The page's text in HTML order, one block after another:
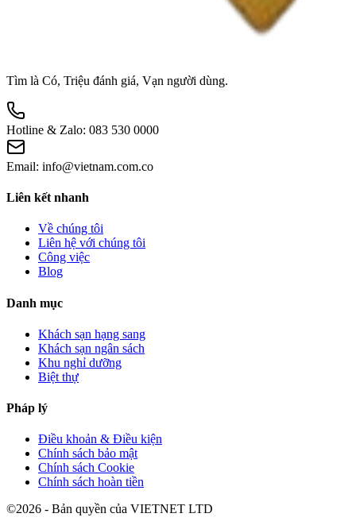
Tìm là Có, Triệu đánh giá, Vạn người dùng.
Hotline & Zalo: 083 530 0000
Email: info@vietnam.com.co
Liên kết nhanh
Về chúng tôi
Liên hệ với chúng tôi
Công việc
Blog
Danh mục
Khách sạn hạng sang
Khách sạn ngân sách
Khu nghỉ dưỡng
Biệt thự
Pháp lý
Điều khoản & Điều kiện
Chính sách bảo mật
Chính sách Cookie
Chính sách hoàn tiền
©2026 - Bản quyền của VIETNET LTD